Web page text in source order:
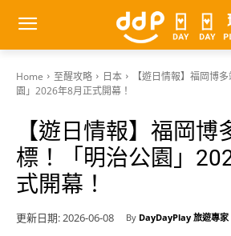
Home 至醒攻略 日本
【遊日情報】福岡博
園」2026年8月正式開幕！
【遊日情報】福岡博
標！「明治公園」
式開幕！
更新日期:2026-06-08 By DayDayPlay 旅遊專家